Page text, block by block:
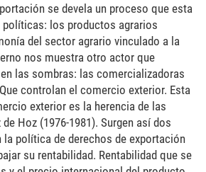
se devela un proceso que esta
los productos agrarios
del sector agrario vinculado a la
nos muestra otro actor que
las sombras: las comercializadoras
controlan el comercio exterior. Esta
exterior es la herencia de las
Hoz (1976-1981). Surgen así dos
la política de derechos de exportación
su rentabilidad. Rentabilidad que se